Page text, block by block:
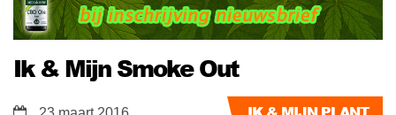
Ik & Mijn Smoke Out